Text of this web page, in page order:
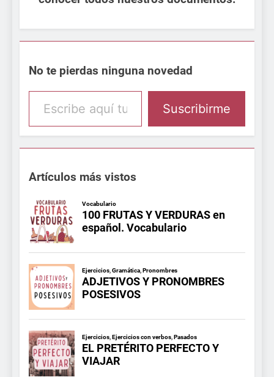
No te pierdas ninguna novedad
Escribe aquí tu email
Suscribirme
Artículos más vistos